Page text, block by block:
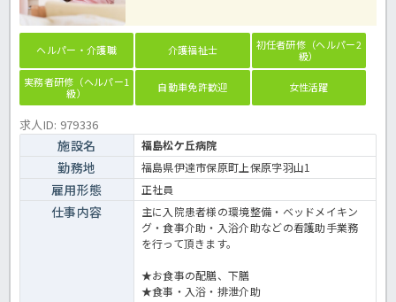
ヘルパー・介護職 介護福祉士
初任者研修（ヘルパー2
級）
実務者研修（ヘルパー1
級）
自動車免許歓迎 女性活躍
求人ID: 979336
施設名 福島松ケ丘病院
勤務地 福島県伊達市保原町上保原字羽山1
雇用形態 正社員
仕事内容
主に入院患者様の環境整備・ベッドメイキン
グ・食事介助・入浴介助などの看護助手業務
を行って頂きます。
★お食事の配膳、下膳
★食事・入浴・排泄介助